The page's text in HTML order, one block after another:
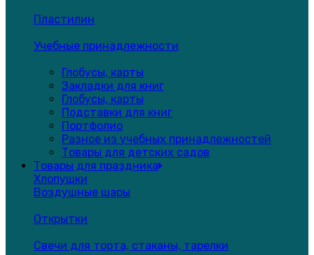
Пластилин
Учебные принадлежности
Глобусы, карты
Закладки для книг
Глобусы, карты
Подставки для книг
Портфолио
Разное из учебных принадлежностей
Товары для детских садов
Товары для праздника
Хлопушки
Воздушные шары
Открытки
Свечи для торта, стаканы, тарелки